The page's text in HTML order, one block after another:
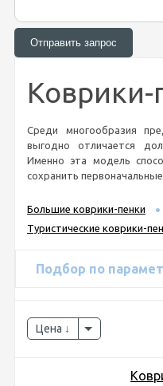
Коврики-
Среди многообразия
выгодно отличается
Именно эта модель
сохранить первоначальные
Большие коврики-пенки
Туристические коврики-
Подбор по
Цена